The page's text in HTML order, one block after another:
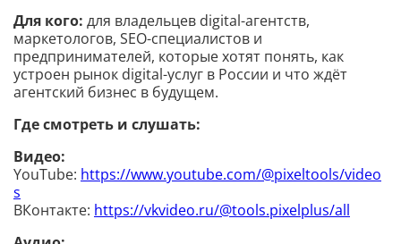
Для кого: для владельцев digital-агентств,
маркетологов, SEO-специалистов и
предпринимателей, которые хотят понять, как
устроен рынок digital-услуг в России и что ждёт
агентский бизнес в будущем.
Где смотреть и слушать:
Видео:
YouTube: https://www.youtube.com/@pixeltools/video
s
ВКонтакте: https://vkvideo.ru/@tools.pixelplus/all